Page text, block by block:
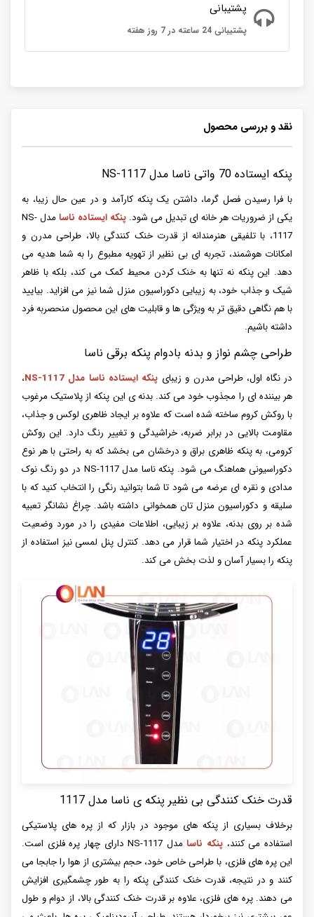
پشتیبانی
پشتیبانی 24 ساعته در 7 روز هفته
نقد و بررسی محصول
پنکه ایستاده 70 واتی ناسا مدل NS-1117
با فرا رسیدن فصل گرما، داشتن یک پنکه کارآمد و در عین حال زیبا، به
یکی از ضروریات هر خانه ای تبدیل می شود. پنکه ایستاده ناسا
مدل NS-
1117، با تلفیقی هنرمندانه از قدرت خنک کنندگی بالا، طراحی مدرن و
امکانات هوشمند، تجربه ای بی نظیر از تهویه مطبوع را به شما هدیه می
دهد. این پنکه نه تنها به خنک کردن محیط کمک می کند، بلکه با ظاهر
شیک و جذاب خود، به زیبایی دکوراسیون منزل شما نیز می افزاید. بیایید
با هم نگاهی دقیق تر به ویژگی ها و قابلیت های این محصول منحصربه فرد
داشته باشیم.
طراحی چشم نواز و بدنه بادوام پنکه برقی ناسا
در نگاه اول، طراحی مدرن و زیبای پنکه ایستاده ناسا مدل NS-1117
،
هر بیننده ای را مجذوب خود می کند. بدنه ی این پنکه از پلاستیک مرغوب
با روکش کروم ساخته شده است که علاوه بر ایجاد ظاهری لوکس و جذاب،
مقاومت بالایی در برابر ضربه، خراشیدگی و تغییر رنگ دارد. این روکش
کرومی، به پنکه ظاهری براق و درخشان می بخشد که به راحتی با هر نوع
دکوراسیونی هماهنگ می شود. پنکه ناسا مدل NS-1117 در دو رنگ نوک
مدادی و نقره ای عرضه می شود تا شما بتوانید رنگی را انتخاب کنید که با
سلیقه و دکوراسیون منزل تان همخوانی داشته باشد. چراغ نشانگر تعبیه
شده بر روی بدنه، علاوه بر زیبایی، اطلاعات مفیدی را در مورد وضعیت
عملکرد پنکه در اختیار شما قرار می دهد. کنترل پنل لمسی نیز استفاده از
پنکه را بسیار آسان و لذت بخش می کند.
قدرت خنک کنندگی بی نظیر پنکه ی ناسا مدل 1117
برخلاف بسیاری از پنکه های موجود در بازار که از پره های پلاستیکی
استفاده می کنند، پنکه ناسا
مدل NS-1117 دارای چهار پره فلزی است.
این پره های فلزی، با طراحی خاص خود، حجم بیشتری از هوا را جابجا می
کنند و در نتیجه، قدرت خنک کنندگی پنکه را به طور چشمگیری افزایش
می دهند. پره های فلزی، علاوه بر قدرت خنک کنندگی بالا، از دوام و طول